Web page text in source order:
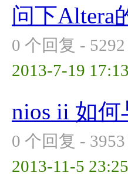
问下Altera
0 个回复 -
2013-7-19 17:13
nios ii 如何
0 个回复 -
2013-11-5 23:25